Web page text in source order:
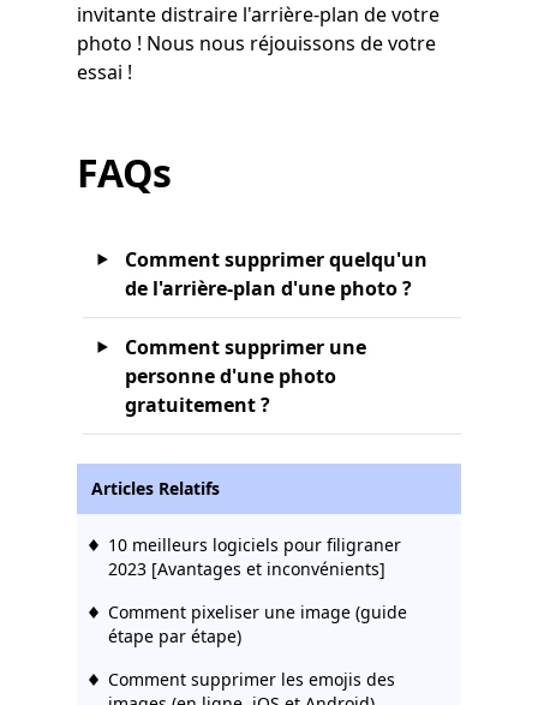
invitante distraire l'arrière-plan de votre
photo ! Nous nous réjouissons de votre
essai !
FAQs
Comment supprimer quelqu'un
de l'arrière-plan d'une photo ?
Comment supprimer une
personne d'une photo
gratuitement ?
Articles Relatifs
10 meilleurs logiciels pour filigraner
2023 [Avantages et inconvénients]
Comment pixeliser une image (guide
étape par étape)
Comment supprimer les emojis des